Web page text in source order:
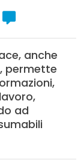
anche
permette
ad